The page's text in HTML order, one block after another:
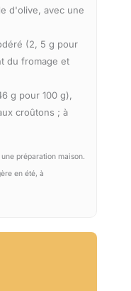
d'olive, avec une
(2, 5 g pour
du fromage et
g pour 100 g),
croûtons ; à
préparation maison.
en été, à